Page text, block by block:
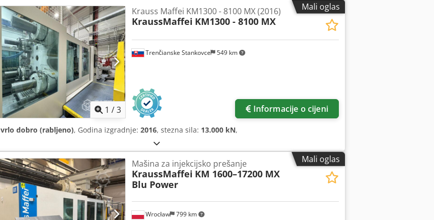
Mali oglas
1 /3
Trenčianske Stankovce 549 km
Krauss Maffei KM1300 - 8100 MX (2016)
KraussMaffei KM1300 - 8100 MX
Informacije o cijeni
vrlo dobro (rabljeno), Godina izgradnje: 2016, stezna sila: 13.000 kN,
Mali oglas
Wrocław 799 km
Mašina za injekcijsko prešanje
KraussMaffei KM 1600–17200 MX
Blu Power